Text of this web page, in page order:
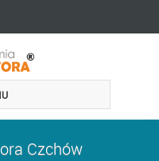
Czchów